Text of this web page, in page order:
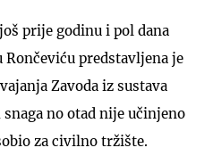
prije godinu i pol dana
predstavljena je
Zavoda iz sustava
no otad nije učinjeno
za civilno tržište.